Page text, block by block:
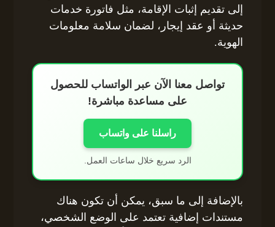
إلى تقديم إثبات الإقامة، مثل فاتورة خدمات
حديثة أو عقد إيجار، لضمان سلامة معلومات
الهوية.
تواصل معنا الآن عبر الواتساب للحصول
على مساعدة مباشرة!
راسلنا على واتساب
الرد سريع خلال ساعات العمل.
بالإضافة إلى ما سبق، يمكن أن تكون هناك
مستندات إضافية تعتمد على الوضع الشخصي،